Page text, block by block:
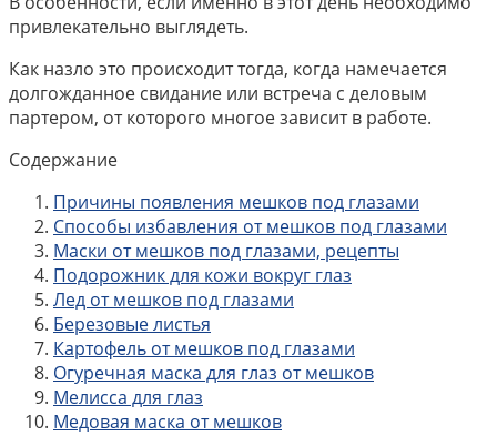
привлекательно выглядеть.
Как назло это происходит тогда, когда намечается
долгожданное свидание или встреча с деловым
партером, от которого многое зависит в работе.
Содержание
Причины появления мешков под глазами
Способы избавления от мешков под глазами
Маски от мешков под глазами, рецепты
Подорожник для кожи вокруг глаз
Лед от мешков под глазами
Березовые листья
Картофель от мешков под глазами
Огуречная маска для глаз от мешков
Мелисса для глаз
Медовая маска от мешков